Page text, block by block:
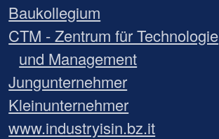
Baukollegium
CTM - Zentrum für Technologie
und Management
Jungunternehmer
Kleinunternehmer
www.industryisin.bz.it